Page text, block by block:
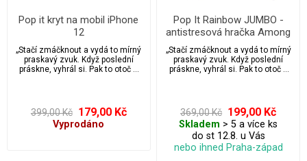
Pop it kryt na mobil iPhone
12
„Stačí zmáčknout a vydá to mírný
praskavý zvuk. Když poslední
práskne, vyhrál si. Pak to otoč a
ideální pro úlevu od stresu a
úzkosti, vhodná pro autisty.
Přichytili jste někdy své děti nebo
399,00 Kč 179,00 Kč
Vyprodáno
Pop It Rainbow JUMBO -
antistresová hračka Among
Us 2
„Stačí zmáčknout a vydá to mírný
praskavý zvuk. Když poslední
práskne, vyhrál si. Pak to otoč a
ideální pro úlevu od stresu a
úzkosti, vhodná pro autisty.
Přichytili jste někdy své děti nebo
možná i sebe, když praskají
bublinkovou fólií přímo z krabice
balíčku? Pak si zamilujete tuto
369,00 Kč 199,00 Kč
Skladem > 5 a více ks
do st 12.8. u Vás
nebo ihned Praha-západ